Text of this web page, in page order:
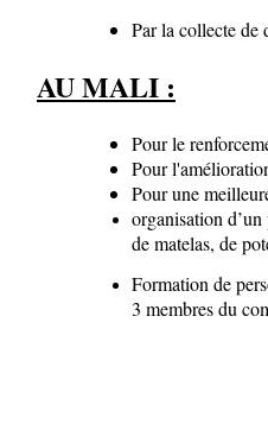
Par la collecte de
AU MALI :
Pour le
Pour
Pour une
organisation
de matelas, de
Formation de
3 membres du